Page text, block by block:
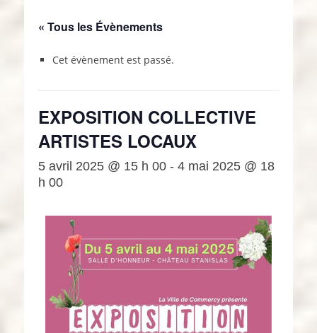
« Tous les Évènements
Cet évènement est passé.
EXPOSITION COLLECTIVE
ARTISTES LOCAUX
5 avril 2025 @ 15 h 00 - 4 mai 2025 @ 18
h 00